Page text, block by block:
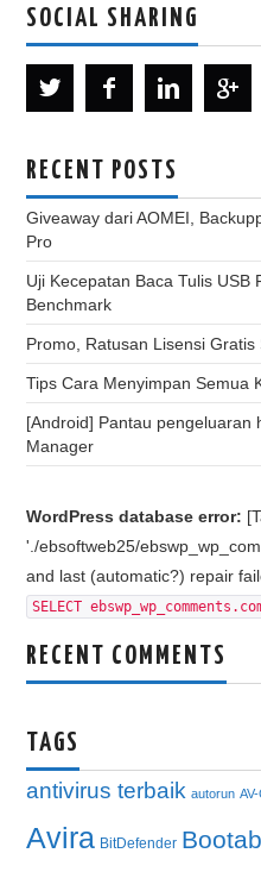
SOCIAL SHARING
RECENT POSTS
Giveaway dari AOMEI,
Pro
Uji Kecepatan Baca Tulis USB
Benchmark
Promo, Ratusan Lisensi
Tips Cara Menyimpan Semua
[Android] Pantau pengeluaran
Manager
WordPress database error:
'./ebsoftweb25/
and last (automatic?) repair
SELECT
RECENT COMMENTS
TAGS
antivirus terbaik autorun
Avira BitDefender